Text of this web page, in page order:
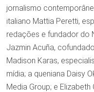
jornalismo
italiano Mattia Peretti,
redações e fundador do
Jazmin Acuña,
Madison Karas,
mídia; a queniana Daisy
Media Group; e